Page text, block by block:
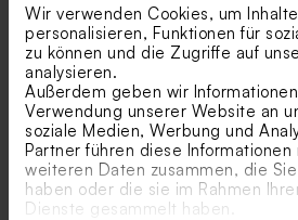
Wir verwenden Cookies, um
personalisieren, Funktionen für
zu können und die Zugriffe auf
analysieren.
Außerdem geben wir
Verwendung unserer Website an
soziale Medien, Werbung und
Partner führen diese
weiteren Daten zusammen, die
haben oder die sie im Rahmen
Dienste gesammelt haben.
Gastgeschenk Glasröhrchen
mit Korken und
aufgedruckten Namen zur
Hochzeit
Rosa
Ähnliche Produkte